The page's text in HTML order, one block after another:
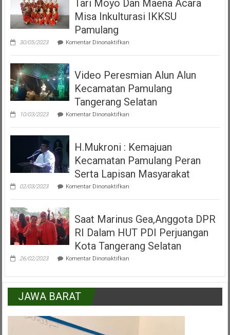
Tari Moyo Dan Maena Acara
Misa Inkulturasi IKKSU
Pamulang
30/05/2023 Komentar Dinonaktifkan
Moyo
Maena
Acara
Misa
Inkulturasi
IKKSU
Pamulang
Video Peresmian Alun Alun
Kecamatan Pamulang
Tangerang Selatan
10/03/2023 Komentar Dinonaktifkan
Peresmian
Alun
Kecamatan
Pamulang
Tangerang
Selatan
H.Mukroni : Kemajuan
Kecamatan Pamulang Peran
Serta Lapisan Masyarakat
02/03/2023 Komentar Dinonaktifkan
:
Kecamatan
Pamulang
Peran
Lapisan
Masyarakat
Saat Marinus Gea,Anggota DPR
RI Dalam HUT PDI Perjuangan
Kota Tangerang Selatan
26/02/2023 Komentar Dinonaktifkan
DPR
Dalam
JAWA BARAT